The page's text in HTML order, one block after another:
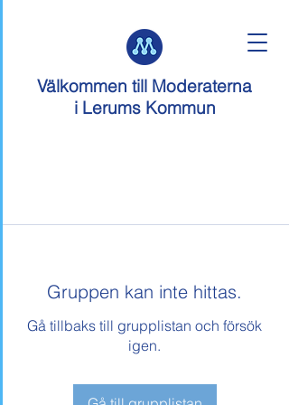
Välkommen till Moderaterna
i Lerums Kommun
Gruppen kan inte hittas.
Gå tillbaks till grupplistan och försök
igen.